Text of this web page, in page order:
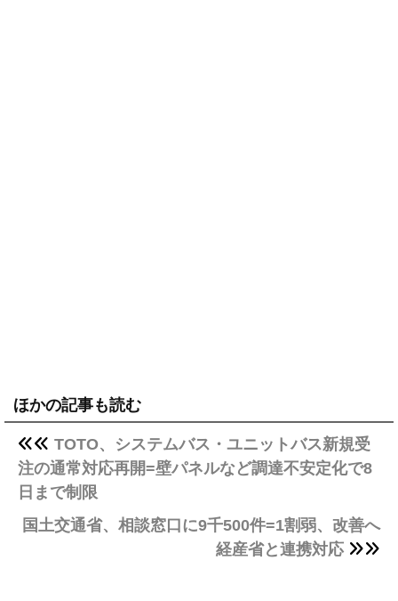
ほかの記事も読む
TOTO、システムバス・ユニットバス新規受
注の通常対応再開=壁パネルなど調達不安定化で8
日まで制限
国土交通省、相談窓口に9千500件=1割弱、改善へ
経産省と連携対応